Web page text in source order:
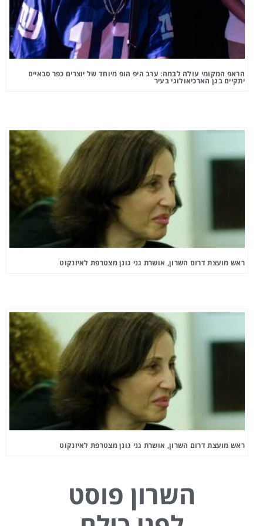
הראפ המקומי עולה לבמה: ערב היפ הופ מיוחד של יוצרים כפר סבאיים
יתקיים בגן הארכיאולוגי בעיר
ראש מועצת דרום השרון, אושרת גני גונן מצטרפת לאיזנקוט
ראש מועצת דרום השרון, אושרת גני גונן מצטרפת לאיזנקוט
השרון פוסט